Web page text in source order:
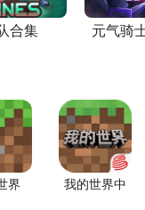
合集 元气骑
界
我的世界中